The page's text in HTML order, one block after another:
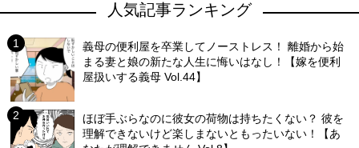
人気記事ランキング
義母の便利屋を卒業してノーストレス！ 離婚から始
まる妻と娘の新たな人生に悔いはなし！【嫁を便利
屋扱いする義母 Vol.44】
ほぼ手ぶらなのに彼女の荷物は持ちたくない？ 彼を
理解できないけど楽しまないともったいない！【あ